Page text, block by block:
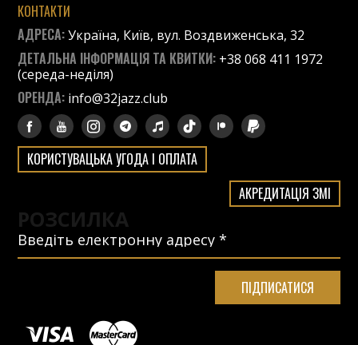
КОНТАКТИ
АДРЕСА:Україна, Київ, вул. Воздвиженська, 32
ДЕТАЛЬНА ІНФОРМАЦІЯ ТА КВИТКИ: +38 068 411 1972
(середа-неділя)
ОРЕНДА: info@32jazz.club
КОРИСТУВАЦЬКА УГОДА І ОПЛАТА
АКРЕДИТАЦІЯ ЗМІ
РОЗСИЛКА